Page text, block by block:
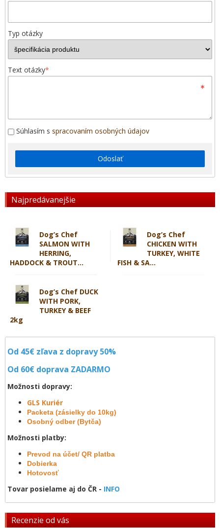
Od 45€ zľava z dopravy 50%
Od 60€ doprava ZADARMO
Možnosti dopravy:
GLS Kuriér
Packeta (zásielky do 10kg)
Osobný odber (Bytča)
Možnosti platby:
Prevod na účet/ QR platba
Dobierka
Hotovosť
Tovar posielame aj do ČR - INFO
Recenzie od vás
Najpredávanejšie
Dog’s Chef
SALMON WITH
HERRING,
HADDOCK & TROUT...
Dog’s Chef
CHICKEN WITH
TURKEY, WHITE
FISH & SA...
Dog’s Chef DUCK
WITH PORK,
TURKEY & BEEF
2kg
Typ otázky
Text otázky*
Súhlasím s spracovaním osobných údajov
Odoslať